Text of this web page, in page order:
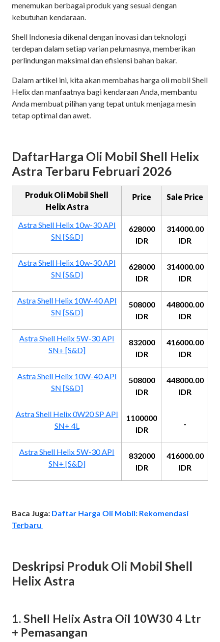
menemukan berbagai produk yang sesuai dengan
kebutuhan kendaraan.
Shell Indonesia dikenal dengan inovasi dan teknologi
terdepan dalam setiap varian pelumasnya, memberikan
perlindungan maksimal dan efisiensi bahan bakar.
Dalam artikel ini, kita akan membahas harga oli mobil Shell
Helix dan manfaatnya bagi kendaraan Anda, membantu
Anda membuat pilihan yang tepat untuk menjaga mesin
tetap optimal dan awet.
DaftarHarga Oli Mobil Shell Helix
Astra Terbaru Februari 2026
Produk Oli Mobil Shell
Helix Astra
Price Sale Price
Astra Shell Helix 10w-30 API
SN [S&D]
628000
IDR
314000.00
IDR
Astra Shell Helix 10w-30 API
SN [S&D]
628000
IDR
314000.00
IDR
Astra Shell Helix 10W-40 API
SN [S&D]
508000
IDR
448000.00
IDR
Astra Shell Helix 5W-30 API
SN+ [S&D]
832000
IDR
416000.00
IDR
Astra Shell Helix 10W-40 API
SN [S&D]
508000
IDR
448000.00
IDR
Astra Shell Helix 0W20 SP API
SN+ 4L
1100000
IDR
-
Astra Shell Helix 5W-30 API
SN+ [S&D]
832000
IDR
416000.00
IDR
Baca Juga: Daftar Harga Oli Mobil: Rekomendasi
Terbaru
Deskripsi Produk Oli Mobil Shell
Helix Astra
1. Shell Helix Astra Oil 10W30 4 Ltr
+ Pemasangan